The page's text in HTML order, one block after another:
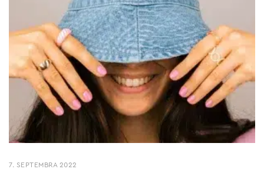
7. SEPTEMBRA 2022